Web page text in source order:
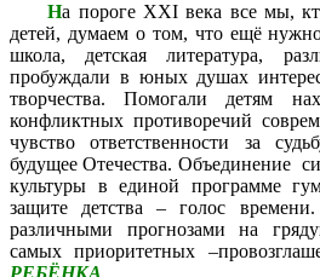
На пороге XXI века все мы,
детей, думаем о том, что ещё
школа, детская литература,
пробуждали в юных душах
творчества. Помогали детям
конфликтных противоречий
чувство ответственности за
будущее Отечества. Объединение
культуры в единой программе
защите детства – голос
различными прогнозами на
самых приоритетных
РЕБЁНКА